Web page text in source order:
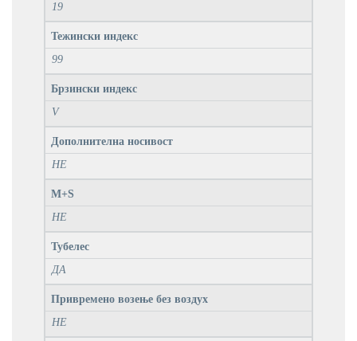
19
Тежински индекс
99
Брзински индекс
V
Дополнителна носивост
НЕ
M+S
НЕ
Тубелес
ДА
Привремено возење без воздух
НЕ